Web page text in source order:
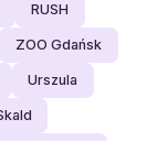
RUSH
ZOO Gdańsk
Urszula